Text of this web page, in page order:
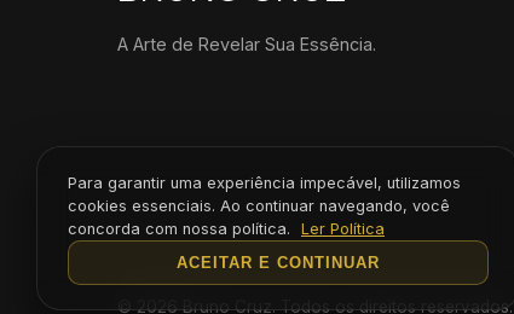
A Arte de Revelar Sua Essência.
© 2026 Bruno Cruz. Todos os direitos reservados.
Para garantir uma experiência impecável, utilizamos
cookies essenciais. Ao continuar navegando, você
concorda com nossa política.
Ler Política
ACEITAR E CONTINUAR